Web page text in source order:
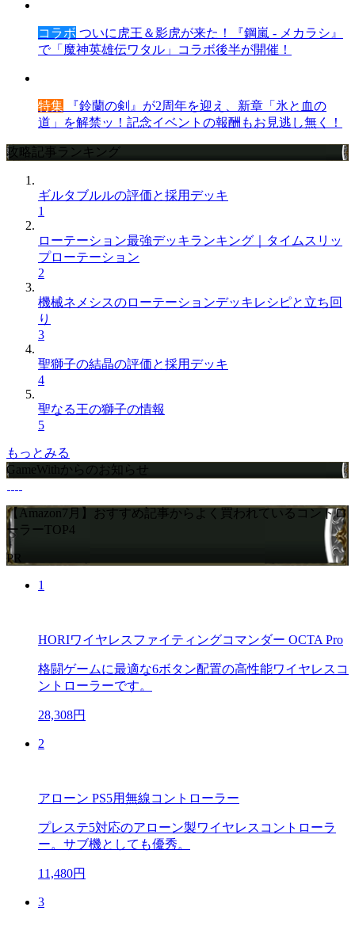
コラボ ついに虎王＆影虎が来た！『鋼嵐 - メカラシ』
で「魔神英雄伝ワタル」コラボ後半が開催！
特集 『鈴蘭の剣』が2周年を迎え、新章「氷と血の
道」を解禁ッ！記念イベントの報酬もお見逃し無く！
攻略記事ランキング
ギルタブルルの評価と採用デッキ
1
ローテーション最強デッキランキング｜タイムスリッ
プローテーション
2
機械ネメシスのローテーションデッキレシピと立ち回
り
3
聖獅子の結晶の評価と採用デッキ
4
聖なる王の獅子の情報
5
もっとみる
GameWithからのお知らせ
【Amazon7月】おすすめ記事からよく買われているコントロ
ーラーTOP4
PR
1
HORIワイヤレスファイティングコマンダー OCTA Pro
格闘ゲームに最適な6ボタン配置の高性能ワイヤレスコ
ントローラーです。
28,308円
2
アローン PS5用無線コントローラー
プレステ5対応のアローン製ワイヤレスコントローラ
ー。サブ機としても優秀。
11,480円
3